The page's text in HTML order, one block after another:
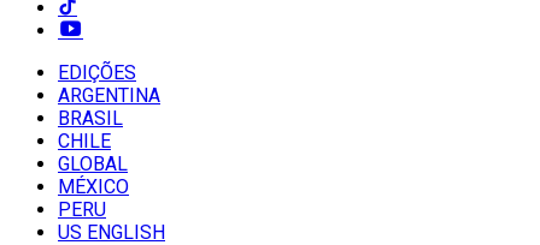
EDIÇÕES
ARGENTINA
BRASIL
CHILE
GLOBAL
MÉXICO
PERU
US ENGLISH